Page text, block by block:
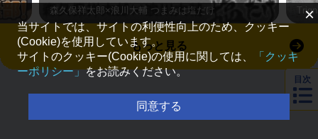
森久保祥太郎×浪川大輔 つまみは塩だけ
もっと見る
目次
×
当サイトでは、サイトの利便性向上のため、クッキー
(Cookie)を使用しています。
サイトのクッキー(Cookie)の使用に関しては、
「クッキ
ーポリシー」をお読みください。
同意する